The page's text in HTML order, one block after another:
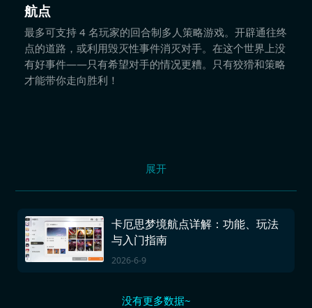
航点
最多可支持 4 名玩家的回合制多人策略游戏。开辟通往终
点的道路，或利用毁灭性事件消灭对手。在这个世界上没
有好事件——只有希望对手的情况更糟。只有狡猾和策略
才能带你走向胜利！
展开
卡厄思梦境航点详解：功能、玩法
与入门指南
2026-6-9
没有更多数据~